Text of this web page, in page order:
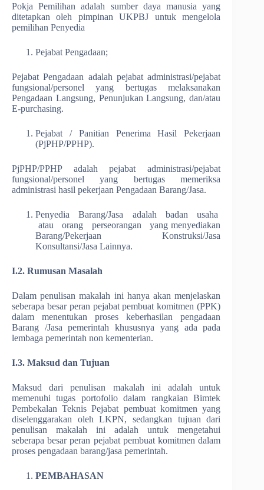
Pokja Pemilihan adalah sumber daya manusia yang
ditetapkan oleh pimpinan UKPBJ untuk mengelola
pemilihan Penyedia
Pejabat Pengadaan;
Pejabat Pengadaan adalah pejabat administrasi/pejabat
fungsional/personel yang bertugas melaksanakan
Pengadaan Langsung, Penunjukan Langsung, dan/atau
E-purchasing.
Pejabat / Panitian Penerima Hasil Pekerjaan
(PjPHP/PPHP).
PjPHP/PPHP adalah pejabat administrasi/pejabat
fungsional/personel yang bertugas memeriksa
administrasi hasil pekerjaan Pengadaan Barang/Jasa.
Penyedia Barang/Jasa adalah badan usaha
atau orang perseorangan yang menyediakan
Barang/Pekerjaan Konstruksi/Jasa
Konsultansi/Jasa Lainnya.
I.2. Rumusan Masalah
Dalam penulisan makalah ini hanya akan menjelaskan
seberapa besar peran pejabat pembuat komitmen (PPK)
dalam menentukan proses keberhasilan pengadaan
Barang /Jasa pemerintah khususnya yang ada pada
lembaga pemerintah non kementerian.
I.3. Maksud dan Tujuan
Maksud dari penulisan makalah ini adalah untuk
memenuhi tugas portofolio dalam rangkaian Bimtek
Pembekalan Teknis Pejabat pembuat komitmen yang
diselenggarakan oleh LKPN, sedangkan tujuan dari
penulisan makalah ini adalah untuk mengetahui
seberapa besar peran pejabat pembuat komitmen dalam
proses pengadaan barang/jasa pemerintah.
PEMBAHASAN